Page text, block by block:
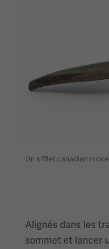
Un sifflet canadien
Alignés dans les
sommet et lancer